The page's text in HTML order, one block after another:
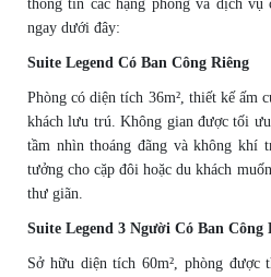
thông tin các hạng phòng và dịch vụ
ngay dưới đây:
Suite Legend Có Ban Công Riêng
Phòng có diện tích 36m², thiết kế ấm
khách lưu trú. Không gian được tối
tầm nhìn thoáng đãng và không
tưởng cho cặp đôi hoặc du khách
thư giãn.
Suite Legend 3 Người Có Ban Công
Sở hữu diện tích 60m², phòng